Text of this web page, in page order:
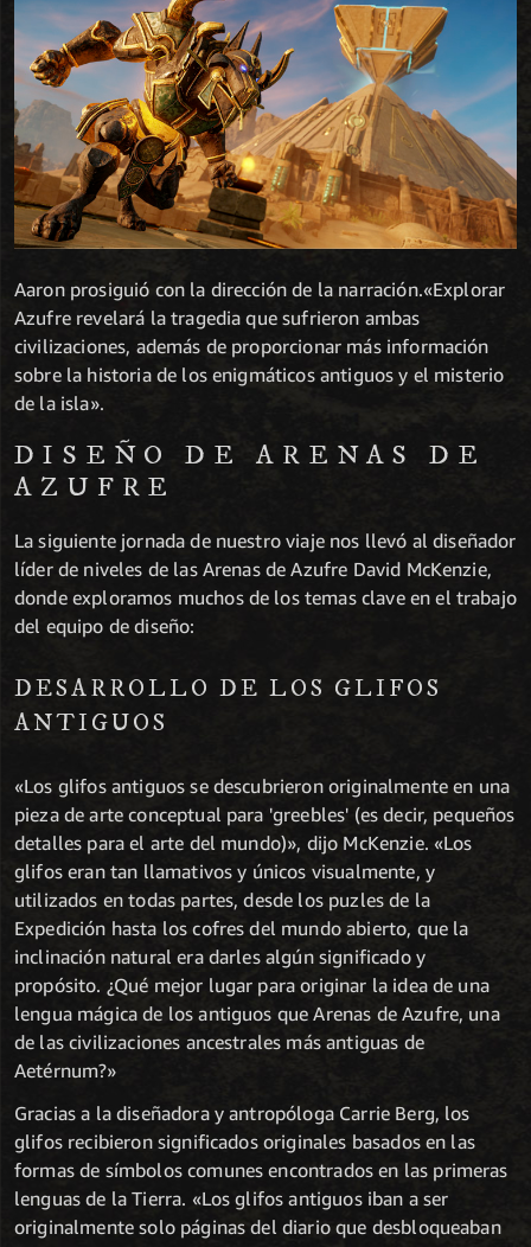
Aaron prosiguió con la dirección de la narración.«Explorar
Azufre revelará la tragedia que sufrieron ambas
civilizaciones, además de proporcionar más información
sobre la historia de los enigmáticos antiguos y el misterio
de la isla».
DISEÑO DE ARENAS DE
AZUFRE
La siguiente jornada de nuestro viaje nos llevó al diseñador
líder de niveles de las Arenas de Azufre David McKenzie,
donde exploramos muchos de los temas clave en el trabajo
del equipo de diseño:
DESARROLLO DE LOS GLIFOS
ANTIGUOS
«Los glifos antiguos se descubrieron originalmente en una
pieza de arte conceptual para 'greebles' (es decir, pequeños
detalles para el arte del mundo)», dijo McKenzie. «Los
glifos eran tan llamativos y únicos visualmente, y
utilizados en todas partes, desde los puzles de la
Expedición hasta los cofres del mundo abierto, que la
inclinación natural era darles algún significado y
propósito. ¿Qué mejor lugar para originar la idea de una
lengua mágica de los antiguos que Arenas de Azufre, una
de las civilizaciones ancestrales más antiguas de
Aetérnum?»
Gracias a la diseñadora y antropóloga Carrie Berg, los
glifos recibieron significados originales basados en las
formas de símbolos comunes encontrados en las primeras
lenguas de la Tierra. «Los glifos antiguos iban a ser
originalmente solo páginas del diario que desbloqueaban